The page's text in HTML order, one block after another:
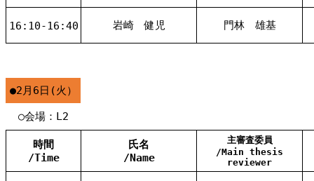
16:10-16:40 岩崎 健児 門林 雄基
●2月6日(火）
○会場：L2
時間
/Time
氏名
/Name
主審査委員
/Main thesis
reviewer